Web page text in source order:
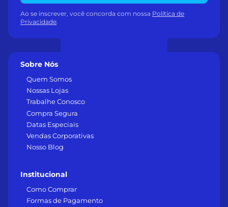
Sobre Nós
Quem Somos
Nossas Lojas
Trabalhe Conosco
Compra Segura
Datas Especiais
Vendas Corporativas
Nosso Blog
Institucional
Como Comprar
Formas de Pagamento
Ao se inscrever, você concorda com nossa Política de
Privacidade.